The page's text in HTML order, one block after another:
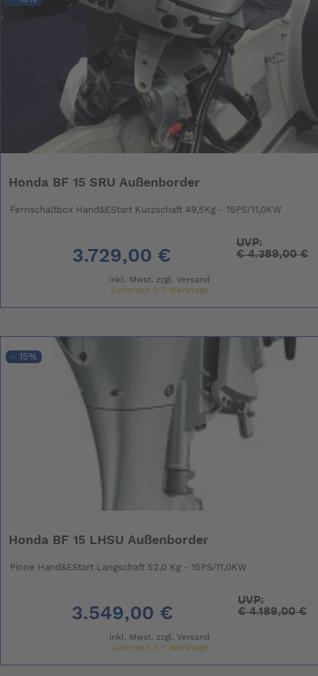
Honda BF 15 SRU Außenborder
Fernschaltbox Hand&EStart Kurzschaft 49,5Kg - 15PS/11,0KW
3.729,00 €
UVP:
€4.389,00 €
inkl. Mwst. zzgl. Versand
Lieferzeit 3-7 Werktage
- 15%
Honda BF 15 LHSU Außenborder
Pinne Hand&EStart Langschaft 52,0 Kg - 15PS/11,0KW
3.549,00 €
UVP:
€4.189,00 €
inkl. Mwst. zzgl. Versand
Lieferzeit 3-7 Werktage